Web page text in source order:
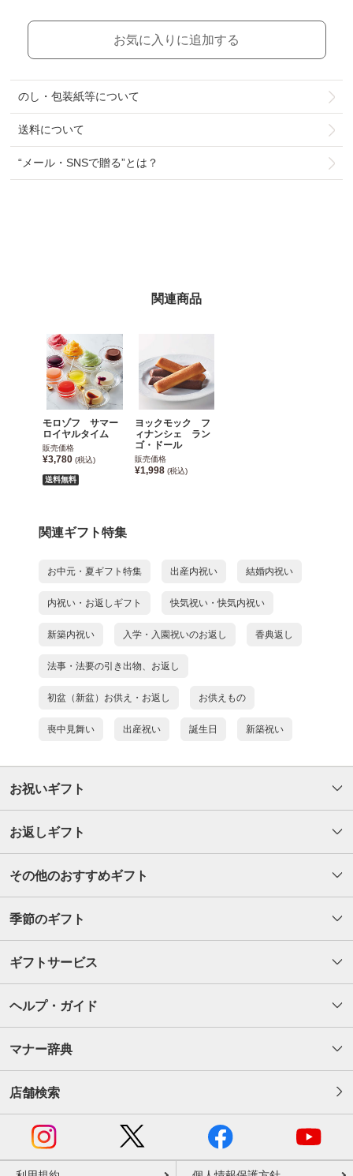
お気に入りに追加する
のし・包装紙等について
送料について
“メール・SNSで贈る”とは？
関連商品
モロゾフ サマー
ロイヤルタイム
販売価格
¥3,780 (税込)
送料無料
ヨックモック フ
ィナンシェ ラン
ゴ・ドール
販売価格
¥1,998(税込)
関連ギフト特集
お中元・夏ギフト特集 出産内祝い 結婚内祝い
内祝い・お返しギフト 快気祝い・快気内祝い
新築内祝い 入学・入園祝いのお返し 香典返し
法事・法要の引き出物、お返し
初盆（新盆）お供え・お返し お供えもの
喪中見舞い 出産祝い 誕生日 新築祝い
お祝いギフト
お返しギフト
その他のおすすめギフト
季節のギフト
ギフトサービス
ヘルプ・ガイド
マナー辞典
店舗検索